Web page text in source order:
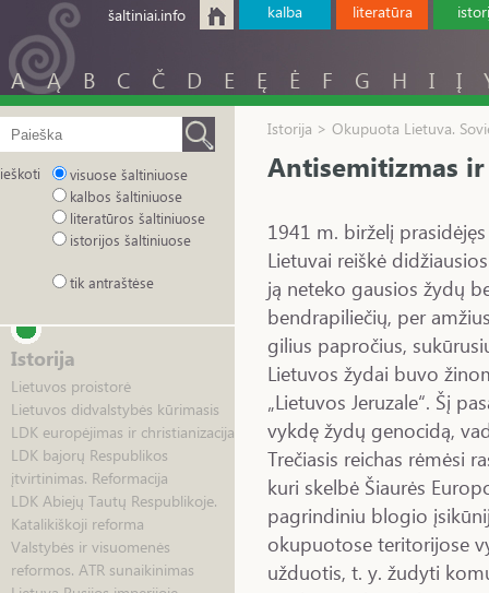
šaltiniai.info kalba literatūra
A Ą B C Č D E Ę Ė F G H I Į
ieškoti
visuose šaltiniuose
kalbos šaltiniuose
literatūros šaltiniuose
istorijos šaltiniuose
tik antraštėse
Istorija
Lietuvos proistorė
Lietuvos didvalstybės kūrimasis
LDK europėjimas ir christianizacija
LDK bajorų Respublikos
įtvirtinimas. Reformacija
LDK Abiejų Tautų Respublikoje.
Katalikiškoji reforma
Valstybės ir visuomenės
reformos. ATR sunaikinimas
Istorija > Okupuota Lietuva.
Antisemitizmas
1941 m. birželį
Lietuvai reiškė
ją neteko gausios žydų
bendrapiliečių, per
gilius papročius,
Lietuvos žydai buvo
„Lietuvos Jeruzale“. Šį
vykdę žydų genocidą,
Trečiasis reichas rėmėsi
kuri skelbė Šiaurės
pagrindiniu blogio
okupuotose teritorijose
užduotis, t. y. žudyti